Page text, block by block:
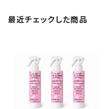
最近チェックした商品